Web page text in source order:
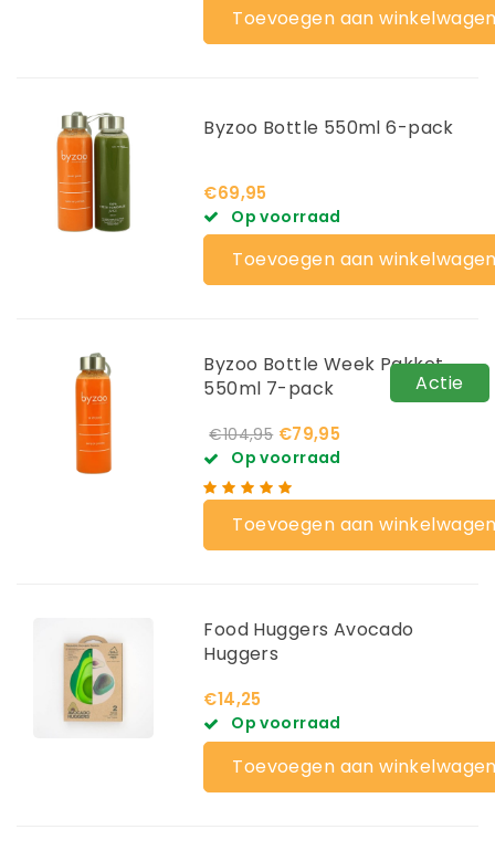
Toevoegen aan
Byzoo Bottle 550ml 6-pack
€69,95
Op voorraad
Toevoegen aan
Actie
Byzoo Bottle Week Pakket
550ml 7-pack
€104,95 €79,95
Op voorraad
Toevoegen aan
Food Huggers Avocado
Huggers
€14,25
Op voorraad
Toevoegen aan